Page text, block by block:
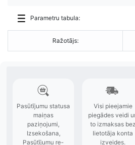
Parametru tabula:
Ražotājs: